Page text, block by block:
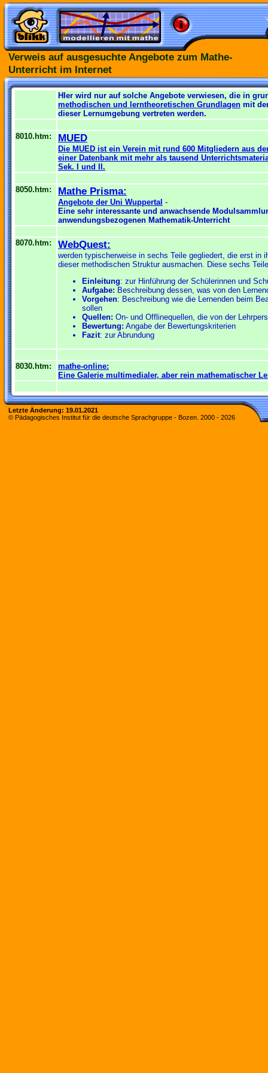
Verweis auf ausgesuchte Angebote zum Mathe-
Unterricht im Internet
HIer wird nur auf solche Angebote verwiesen, die in
methodischen und lerntheoretischen Grundlagen mit
dieser Lernumgebung vertreten werden.
8010.htm: MUED
Die MUED ist ein Verein mit rund 600 Mitgliedern aus
einer Datenbank mit mehr als tausend
Sek. I und II.
8050.htm: Mathe Prisma:
Angebote der Uni Wuppertal -
Eine sehr interessante und anwachsende
anwendungsbezogenen Mathematik-Unterricht
8070.htm: WebQuest:
werden typischerweise in sechs Teile gegliedert, die erst in
dieser methodischen Struktur ausmachen. Diese sechs
Einleitung: zur Hinführung der Schülerinnen und
Aufgabe: Beschreibung dessen, was von den
Vorgehen: Beschreibung wie die Lernenden beim
sollen
Quellen: On- und Offlinequellen, die von der
Bewertung: Angabe der Bewertungskriterien
Fazit: zur Abrundung
8030.htm:
mathe-online:
Eine Galerie multimedialer, aber rein mathematischer
Letzte Änderung: 19.01.2021
© Pädagogisches Institut für die deutsche Sprachgruppe - Bozen. 2000 - 2026